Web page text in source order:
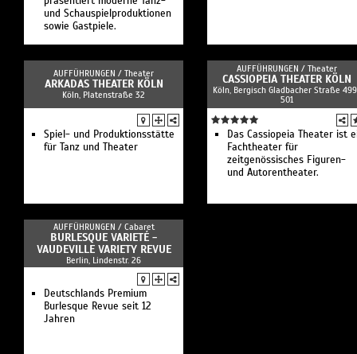
und Schauspielproduktionen
sowie Gastpiele.
AUFFÜHRUNGEN / Theater
ARKADAS THEATER KÖLN
Köln, Platenstraße 32
Spiel- und Produktionsstätte
für Tanz und Theater
AUFFÜHRUNGEN / Theater
CASSIOPEIA THEATER KÖLN
Köln, Bergisch Gladbacher Straße
501
Das Cassiopeia Theater ist
Fachtheater für
zeitgenössisches Figuren-
und Autorentheater.
AUFFÜHRUNGEN / Cabaret
BURLESQUE VARIETÉ -
VAUDEVILLE VARIETY REVUE
Berlin, Lindenstr. 26
Deutschlands Premium
Burlesque Revue seit 12
Jahren